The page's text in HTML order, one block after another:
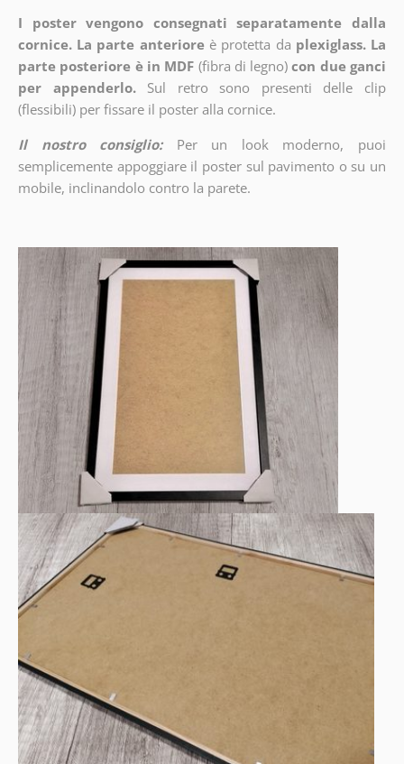
I poster vengono consegnati separatamente dalla
cornice. La parte anteriore è protetta da plexiglass. La
parte posteriore è in MDF (fibra di legno) con due ganci
per appenderlo.
Sul retro sono presenti delle clip
(flessibili) per fissare il poster alla cornice.
Il nostro consiglio:
Per un look moderno, puoi
semplicemente appoggiare il poster sul pavimento o su un
mobile, inclinandolo contro la parete.